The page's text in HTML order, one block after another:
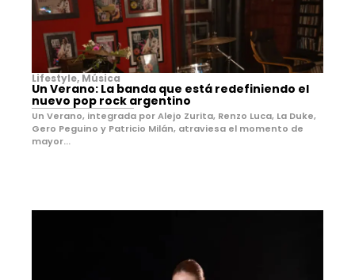
Lifestyle, Música
Un Verano: La banda que está redefiniendo el
nuevo pop rock argentino
Un Verano, integrada por Alejo Zurita, Renzo Luca, La Duke,
Gero Peguino y Patricio Milán, atraviesa el momento de
mayor...